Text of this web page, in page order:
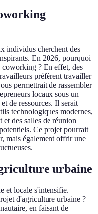
individus cherchent des
En 2026, pourquoi
coworking ? En effet, des
préfèrent travailler
permettrait de rassembler
locaux sous un
de ressources. Il serait
technologiques modernes,
des salles de réunion
Ce projet pourrait
mais également offrir une
urbaine
et locale s'intensifie.
d'agriculture urbaine ?
en faisant de